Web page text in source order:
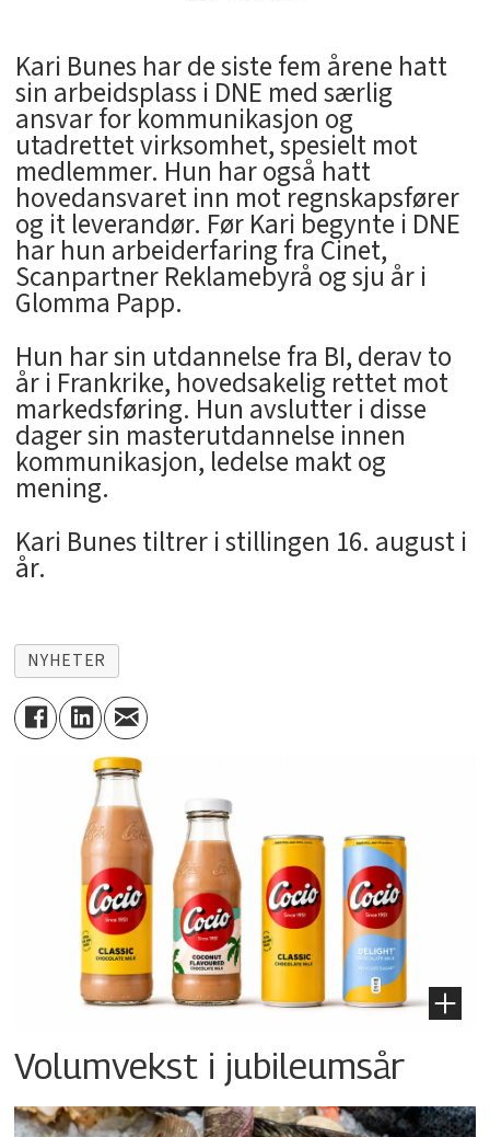
Kari Bunes har de siste fem årene hatt
sin arbeidsplass i DNE med særlig
ansvar for kommunikasjon og
utadrettet virksomhet, spesielt mot
medlemmer. Hun har også hatt
hovedansvaret inn mot regnskapsfører
og it leverandør. Før Kari begynte i DNE
har hun arbeiderfaring fra Cinet,
Scanpartner Reklamebyrå og sju år i
Glomma Papp.
Hun har sin utdannelse fra BI, derav to
år i Frankrike, hovedsakelig rettet mot
markedsføring. Hun avslutter i disse
dager sin masterutdannelse innen
kommunikasjon, ledelse makt og
mening.
Kari Bunes tiltrer i stillingen 16. august i
år.
NYHETER
Volumvekst i jubileumsår